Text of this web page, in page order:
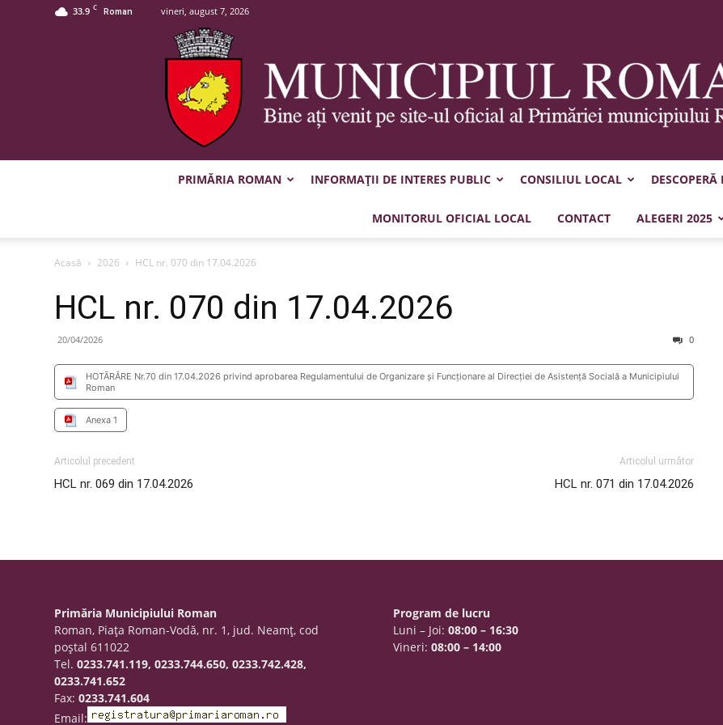
33.9 C Roman vineri, august 7, 2026
Municipiul
PRIMĂRIA ROMAN INFORMAȚII DE INTERES PUBLIC CONSILIUL LOCAL
MONITORUL OFICIAL LOCAL CONTACT ALEGERI 2025
Acasă 2026 HCL nr. 070 din 17.04.2026
HCL nr. 070 din 17.04.2026
20/04/2026 0
HOTÃRÂRE Nr.70 din 17.04.2026 privind aprobarea Regulamentului de Organizare și Funcționare al Direcției de Asistență Socială a Municipiului
Roman
Anexa 1
Articolul precedent
HCL nr. 069 din 17.04.2026
Articolul următor
HCL nr. 071 din 17.04.2026
Primăria Municipiului Roman
Roman, Piaţa Roman-Vodă, nr. 1, jud. Neamţ, cod
poştal 611022
Tel.0233.741.119, 0233.744.650, 0233.742.428,
0233.741.652
Fax:0233.741.604
Email:
Program de lucru
Luni – Joi:08:00 – 16:30
Vineri:08:00 – 14:00